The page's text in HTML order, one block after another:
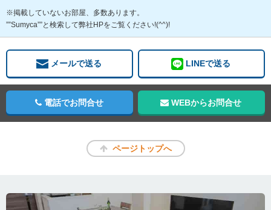
※掲載していないお部屋、多数あります。
””Sumyca””と検索して弊社HPをご覧ください!(^^)!
メールで送る LINEで送る
電話でお問合せ WEBからお問合せ
ページトップへ